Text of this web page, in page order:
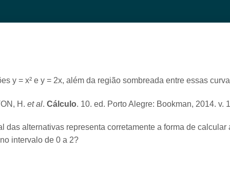
y = x² e y = 2x, além da região sombreada entre essas
H. et al. Cálculo. 10. ed. Porto Alegre: Bookman, 2014. v.
das alternativas representa corretamente a forma de
intervalo de 0 a 2?